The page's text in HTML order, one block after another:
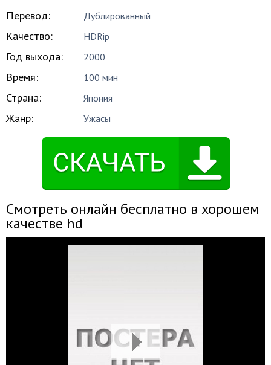
Перевод: Дублированный
Качество: HDRip
Год выхода: 2000
Время: 100 мин
Страна: Япония
Жанр: Ужасы
Смотреть онлайн бесплатно в хорошем
качестве hd